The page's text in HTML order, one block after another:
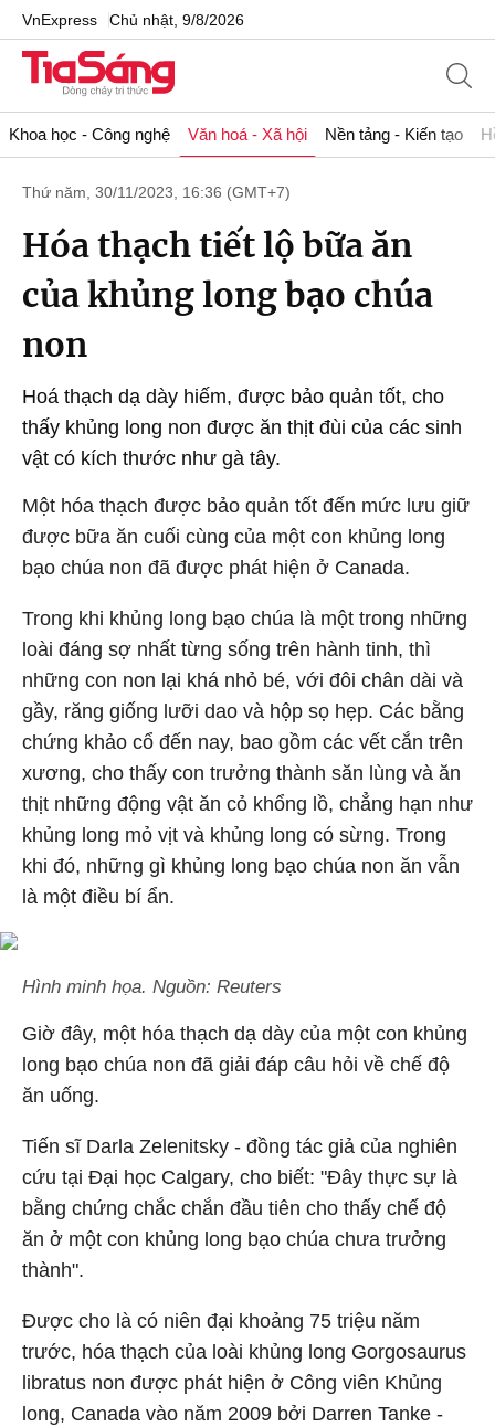
VnExpress Chủ nhật, 9/8/2026
Khoa học - Công nghệ Văn hoá - Xã hội Nền tảng - Kiến tạo
Thứ năm, 30/11/2023, 16:36 (GMT+7)
Hóa thạch tiết lộ bữa ăn
của khủng long bạo chúa
non
Hoá thạch dạ dày hiếm, được bảo quản tốt, cho
thấy khủng long non được ăn thịt đùi của các sinh
vật có kích thước như gà tây.
Một hóa thạch được bảo quản tốt đến mức lưu giữ
được bữa ăn cuối cùng của một con khủng long
bạo chúa non đã được phát hiện ở Canada.
Trong khi khủng long bạo chúa là một trong những
loài đáng sợ nhất từng sống trên hành tinh, thì
những con non lại khá nhỏ bé, với đôi chân dài và
gầy, răng giống lưỡi dao và hộp sọ hẹp. Các bằng
chứng khảo cổ đến nay, bao gồm các vết cắn trên
xương, cho thấy con trưởng thành săn lùng và ăn
thịt những động vật ăn cỏ khổng lồ, chẳng hạn như
khủng long mỏ vịt và khủng long có sừng. Trong
khi đó, những gì khủng long bạo chúa non ăn vẫn
là một điều bí ẩn.
Hình minh họa. Nguồn: Reuters
Giờ đây, một hóa thạch dạ dày của một con khủng
long bạo chúa non đã giải đáp câu hỏi về chế độ
ăn uống.
Tiến sĩ Darla Zelenitsky - đồng tác giả của nghiên
cứu tại Đại học Calgary, cho biết: "Đây thực sự là
bằng chứng chắc chắn đầu tiên cho thấy chế độ
ăn ở một con khủng long bạo chúa chưa trưởng
thành".
Được cho là có niên đại khoảng 75 triệu năm
trước, hóa thạch của loài khủng long Gorgosaurus
libratus non được phát hiện ở Công viên Khủng
long, Canada vào năm 2009 bởi Darren Tanke -